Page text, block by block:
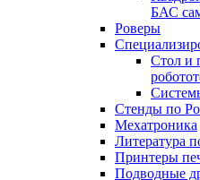
БАС
Роверы
Стол и
Стенды по
Мехатроника
Литература
Принтеры
Подводные